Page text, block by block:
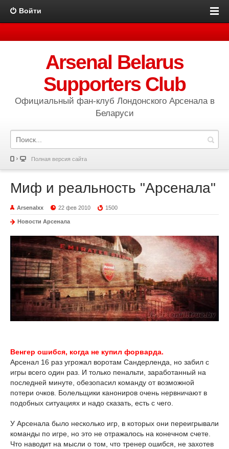
Войти
Arsenal Belarus
Supporters Club
Официальный фан-клуб Лондонского Арсенала в
Беларуси
Полная версия сайта
Миф и реальность "Арсенала"
Arsenalxx 22 фев 2010 1500
Новости Арсенала
Венгер ошибся, когда не купил форварда.
Арсенал 16 раз угрожал воротам Сандерленда, но забил с
игры всего один раз. И только пенальти, заработанный на
последней минуте, обезопасил команду от возможной
потери очков. Болельщики канониров очень нервничают в
подобных ситуациях и надо сказать, есть с чего.
У Арсенала было несколько игр, в которых они переигрывали
команды по игре, но это не отражалось на конечном счете.
Что наводит на мысли о том, что тренер ошибся, не захотев